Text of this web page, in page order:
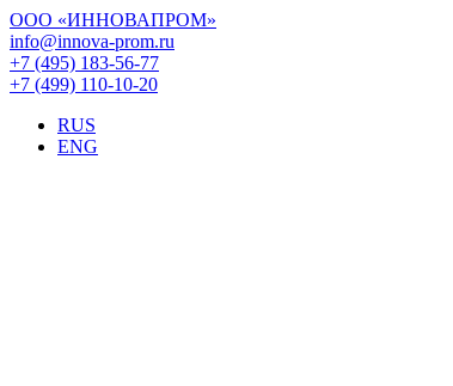
ООО «ИННОВАПРОМ»
info@innova-prom.ru
+7 (495) 183-56-77
+7 (499) 110-10-20
RUS
ENG